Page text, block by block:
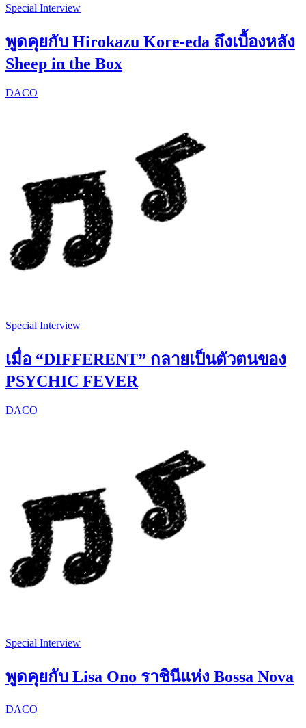
Special Interview
พูดคุยกับ Hirokazu Kore-eda ถึงเบื้องหลัง
Sheep in the Box
DACO
Special Interview
เมื่อ “DIFFERENT” กลายเป็นตัวตนของ
PSYCHIC FEVER
DACO
Special Interview
พูดคุยกับ Lisa Ono ราชินีแห่ง Bossa Nova
DACO